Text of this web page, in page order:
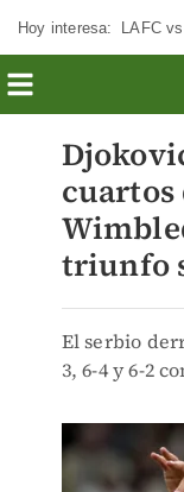
Hoy interesa: LAFC
triunfo
El serbio
3, 6-4 y 6-2